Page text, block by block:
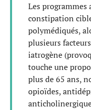
Les
constipation
polymédiqués,
plusieurs
iatrogène
touche une
plus de 65 ans,
opioïdes,